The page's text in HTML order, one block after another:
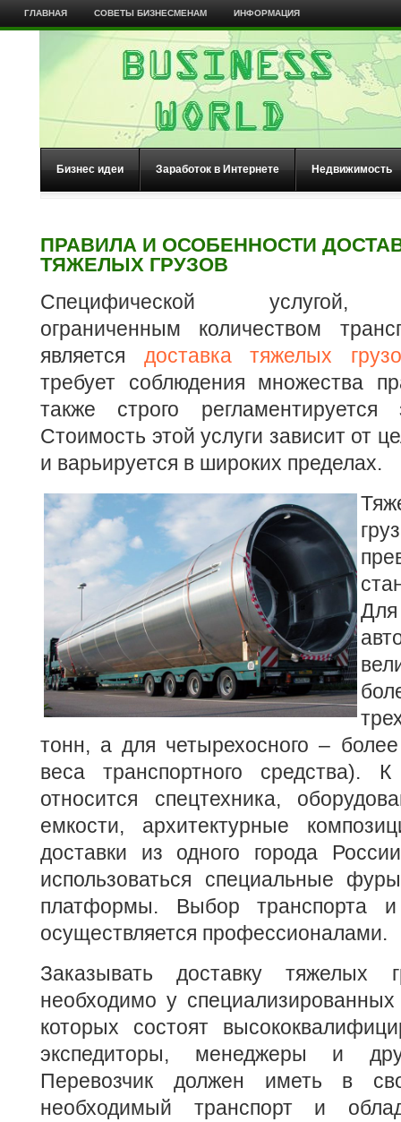
ГЛАВНАЯ СОВЕТЫ БИЗНЕСМЕНАМ ИНФОРМАЦИЯ
Бизнес идеи Заработок в Интернете Недвижимость
ПРАВИЛА И ОСОБЕННОСТИ
ТЯЖЕЛЫХ ГРУЗОВ
Специфической услугой,
ограниченным количеством
является доставка тяжелых
требует соблюдения множества
также строго регламентируется
Стоимость этой услуги зависит от
и варьируется в широких пределах.
тонн, а для четырехосного –
веса транспортного средства).
относится спецтехника,
емкости, архитектурные
доставки из одного города
использоваться специальные
платформы. Выбор транспорта
осуществляется профессионалами.
Заказывать доставку тяжелых
необходимо у
которых состоят
экспедиторы, менеджеры и
Перевозчик должен иметь в
необходимый транспорт и